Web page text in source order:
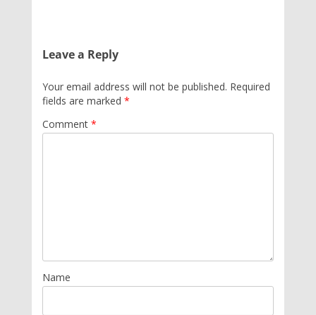
Leave a Reply
Your email address will not be published. Required
fields are marked *
Comment *
Name